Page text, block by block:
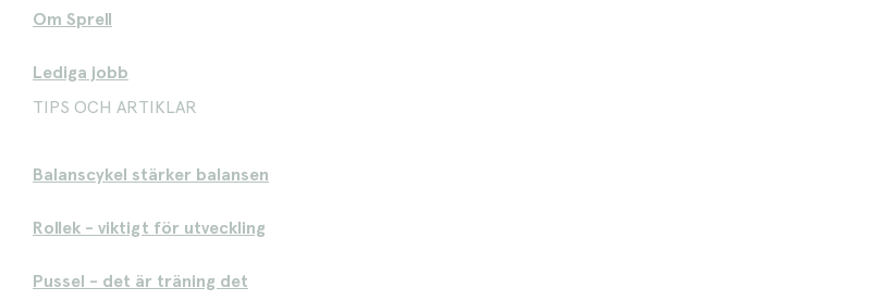
Om Sprell
Lediga jobb
TIPS OCH ARTIKLAR
Balanscykel stärker balansen
Rollek - viktigt för utveckling
Pussel - det är träning det